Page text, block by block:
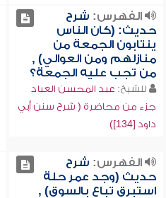
الفهرس: شرح
حديث: (كان الناس
ينتابون الجمعة من
منازلهم ومن العوالي) ,
من تجب عليه الجمعة؟
للشيخ: عبد المحسن العباد
جزء من محاضرة ( شرح سنن أبي
داود [134])
الفهرس: شرح
حديث (وجد عمر حلة
استبرق تباع بالسوق) ,